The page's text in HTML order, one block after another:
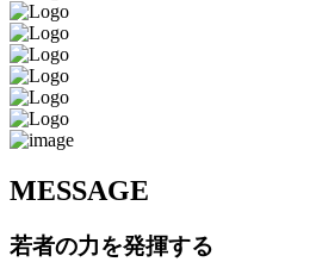
MESSAGE
若者の力を発揮する